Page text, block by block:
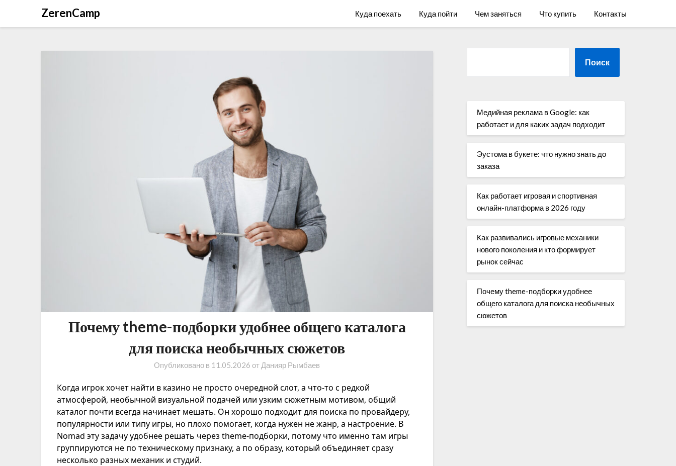
ZerenCamp Куда поехать Куда пойти Чем заняться Что купить Контакты
Почему theme-подборки удобнее общего каталога
для поиска необычных сюжетов
Опубликовано в 11.05.2026 от Данияр Рымбаев
Когда игрок хочет найти в казино не просто очередной слот, а что-то с редкой
атмосферой, необычной визуальной подачей или узким сюжетным мотивом, общий
каталог почти всегда начинает мешать. Он хорошо подходит для поиска по провайдеру,
популярности или типу игры, но плохо помогает, когда нужен не жанр, а настроение. В
Nomad эту задачу удобнее решать через theme-подборки, потому что именно там игры
группируются не по техническому признаку, а по образу, который объединяет сразу
несколько разных механик и студий.
Поиск
Медийная реклама в Google: как
работает и для каких задач подходит
Эустома в букете: что нужно знать до
заказа
Как работает игровая и спортивная
онлайн-платформа в 2026 году
Как развивались игровые механики
нового поколения и кто формирует
рынок сейчас
Почему theme-подборки удобнее
общего каталога для поиска необычных
сюжетов